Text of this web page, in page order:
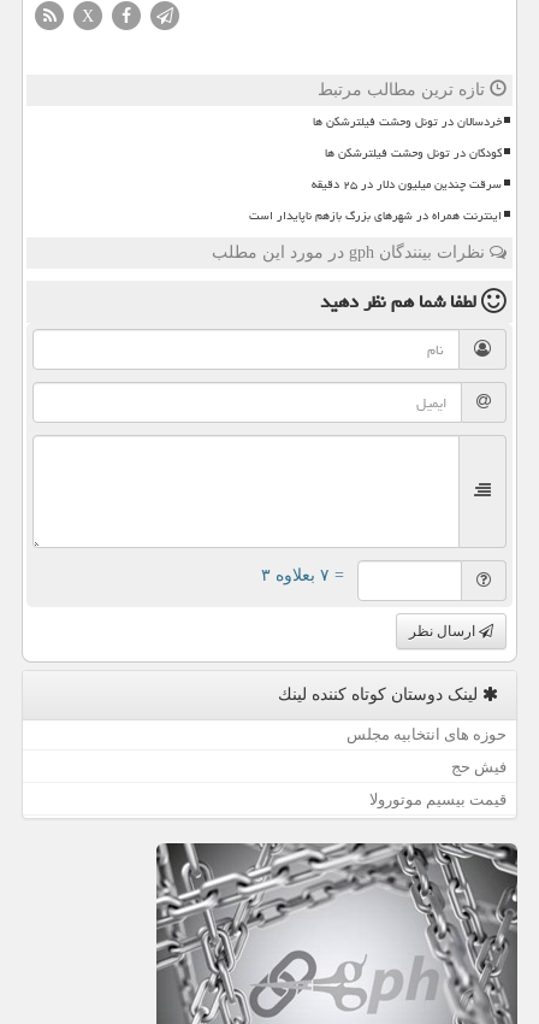
X
تازه ترین مطالب مرتبط
خردسالان در تونل وحشت فیلترشکن ها
کودکان در تونل وحشت فیلترشکن ها
سرقت چندین میلیون دلار در ۲۵ دقیقه
اینترنت همراه در شهرهای بزرگ بازهم ناپایدار است
نظرات بینندگان gph در مورد این مطلب
لطفا شما همنظر دهید
= ۷ بعلاوه ۳
ارسال نظر
لینک دوستان كوتاه كننده لینك
حوزه های انتخابیه مجلس
فیش حج
قیمت بیسیم موتورولا